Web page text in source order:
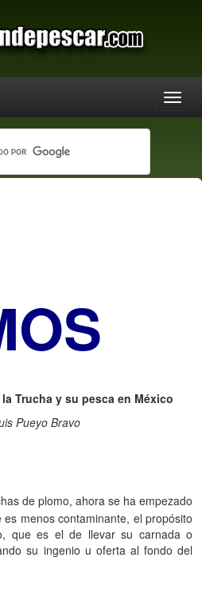
Trucha y su pesca en México
Pueyo Bravo
de plomo, ahora se ha empezado
menos contaminante, el propósito
que es el de llevar su carnada o
su ingenio u oferta al fondo del